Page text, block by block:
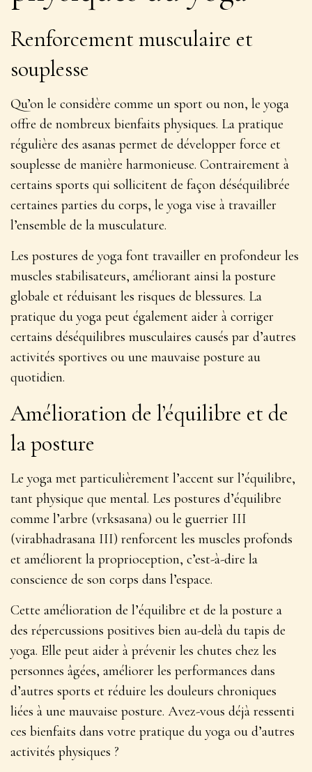
Renforcement musculaire et
souplesse
Qu’on le considère comme un sport ou non, le yoga
offre de nombreux bienfaits physiques. La pratique
régulière des asanas permet de développer force et
souplesse de manière harmonieuse. Contrairement à
certains sports qui sollicitent de façon déséquilibrée
certaines parties du corps, le yoga vise à travailler
l’ensemble de la musculature.
Les postures de yoga font travailler en profondeur les
muscles stabilisateurs, améliorant ainsi la posture
globale et réduisant les risques de blessures. La
pratique du yoga peut également aider à corriger
certains déséquilibres musculaires causés par d’autres
activités sportives ou une mauvaise posture au
quotidien.
Amélioration de l’équilibre et de
la posture
Le yoga met particulièrement l’accent sur l’équilibre,
tant physique que mental. Les postures d’équilibre
comme l’arbre (vrksasana) ou le guerrier III
(virabhadrasana III) renforcent les muscles profonds
et améliorent la proprioception, c’est-à-dire la
conscience de son corps dans l’espace.
Cette amélioration de l’équilibre et de la posture a
des répercussions positives bien au-delà du tapis de
yoga. Elle peut aider à prévenir les chutes chez les
personnes âgées, améliorer les performances dans
d’autres sports et réduire les douleurs chroniques
liées à une mauvaise posture. Avez-vous déjà ressenti
ces bienfaits dans votre pratique du yoga ou d’autres
activités physiques ?